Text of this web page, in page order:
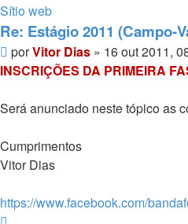
Vitor
Dias
Sítio web
Re: Estágio 2011 (Campo-
Mensagem
porVitor Dias » 16 out 2011,
INSCRIÇÕES DA PRIMEIRA
Será anunciado neste tópico as
Cumprimentos
Vitor Dias
https://www.facebook.com/